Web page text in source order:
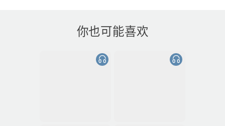
你也可能喜欢